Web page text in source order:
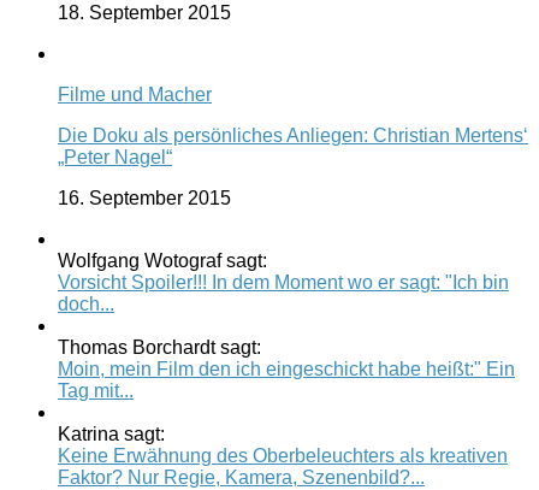
18. September 2015
Filme und Macher
Die Doku als persönliches Anliegen: Christian Mertens‘
„Peter Nagel“
16. September 2015
Wolfgang Wotograf sagt:
Vorsicht Spoiler!!! In dem Moment wo er sagt: "Ich bin
doch...
Thomas Borchardt sagt:
Moin, mein Film den ich eingeschickt habe heißt:" Ein
Tag mit...
Katrina sagt:
Keine Erwähnung des Oberbeleuchters als kreativen
Faktor? Nur Regie, Kamera, Szenenbild?...